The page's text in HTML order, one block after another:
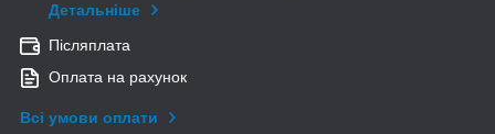
Детальніше
Післяплата
Оплата на рахунок
Всі умови оплати